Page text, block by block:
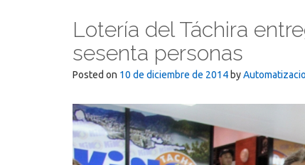
Lotería del Táchira
sesenta personas
Posted on 10 de diciembre de 2014 by